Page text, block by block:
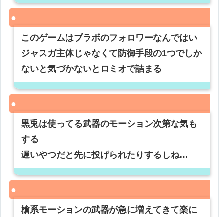
このゲームはブラボのフォロワーなんではい
ジャスガ主体じゃなくて防御手段の1つでしか
ないと気づかないとロミオで詰まる
黒兎は使ってる武器のモーション次第な気も
する
遅いやつだと先に投げられたりするしね…
槍系モーションの武器が急に増えてきて楽に